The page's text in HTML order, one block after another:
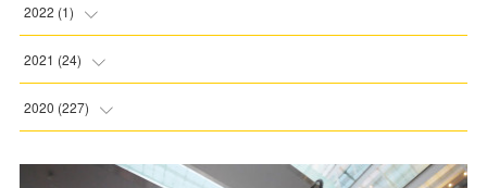
2022 (1)
(1
2021 (24)
(3)
2020 (227)